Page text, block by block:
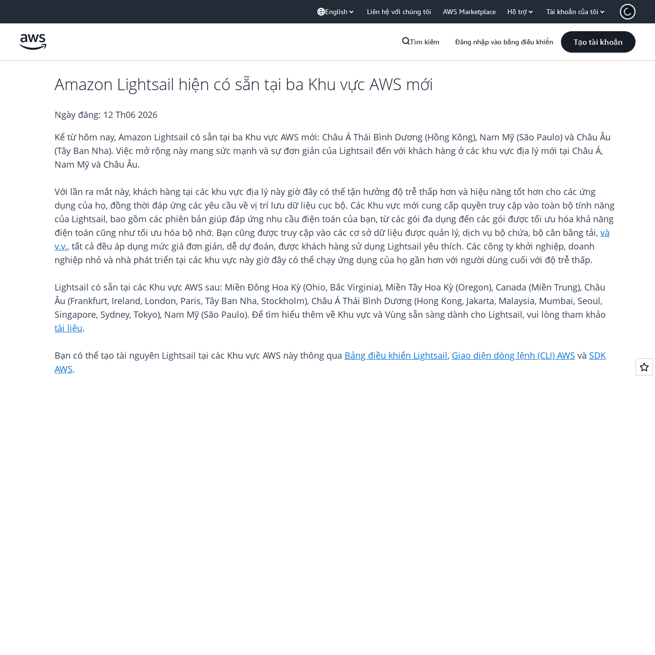
English Liên hệ với chúng tôi AWS Marketplace Hỗ trợ Tài khoản của tôi
Tìm kiếm Đăng nhập vào bảng điều khiển Tạo tài khoản
Amazon Lightsail hiện có sẵn tại ba Khu vực AWS mới
Ngày đăng: 12 Th06 2026
Kể từ hôm nay, Amazon Lightsail có sẵn tại ba Khu vực AWS mới: Châu Á Thái Bình Dương (Hồng Kông), Nam Mỹ (São Paulo) và Châu Âu
(Tây Ban Nha). Việc mở rộng này mang sức mạnh và sự đơn giản của Lightsail đến với khách hàng ở các khu vực địa lý mới tại Châu Á,
Nam Mỹ và Châu Âu.
Với lần ra mắt này, khách hàng tại các khu vực địa lý này giờ đây có thể tận hưởng độ trễ thấp hơn và hiệu năng tốt hơn cho các ứng
dụng của họ, đồng thời đáp ứng các yêu cầu về vị trí lưu dữ liệu cục bộ. Các Khu vực mới cung cấp quyền truy cập vào toàn bộ tính năng
của Lightsail, bao gồm các phiên bản giúp đáp ứng nhu cầu điện toán của bạn, từ các gói đa dụng đến các gói được tối ưu hóa khả năng
điện toán cũng như tối ưu hóa bộ nhớ. Bạn cũng được truy cập vào các cơ sở dữ liệu được quản lý, dịch vụ bộ chứa, bộ cân bằng tải, và
v.v., tất cả đều áp dụng mức giá đơn giản, dễ dự đoán, được khách hàng sử dụng Lightsail yêu thích. Các công ty khởi nghiệp, doanh
nghiệp nhỏ và nhà phát triển tại các khu vực này giờ đây có thể chạy ứng dụng của họ gần hơn với người dùng cuối với độ trễ thấp.
Lightsail có sẵn tại các Khu vực AWS sau: Miền Đông Hoa Kỳ (Ohio, Bắc Virginia), Miền Tây Hoa Kỳ (Oregon), Canada (Miền Trung), Châu
Âu (Frankfurt, Ireland, London, Paris, Tây Ban Nha, Stockholm), Châu Á Thái Bình Dương (Hong Kong, Jakarta, Malaysia, Mumbai, Seoul,
Singapore, Sydney, Tokyo), Nam Mỹ (São Paulo). Để tìm hiểu thêm về Khu vực và Vùng sẵn sàng dành cho Lightsail, vui lòng tham khảo
tài liệu.
Bạn có thể tạo tài nguyên Lightsail tại các Khu vực AWS này thông qua Bảng điều khiển Lightsail, Giao diện dòng lệnh (CLI) AWS và SDK
AWS.